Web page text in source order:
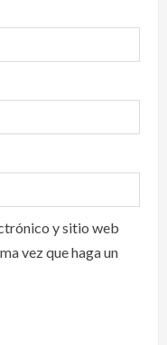
y sitio web
vez que haga un